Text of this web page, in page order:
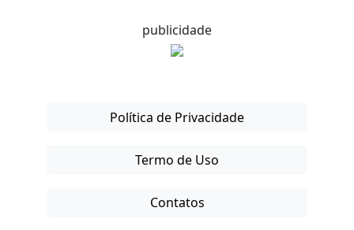
publicidade
Política de Privacidade
Termo de Uso
Contatos